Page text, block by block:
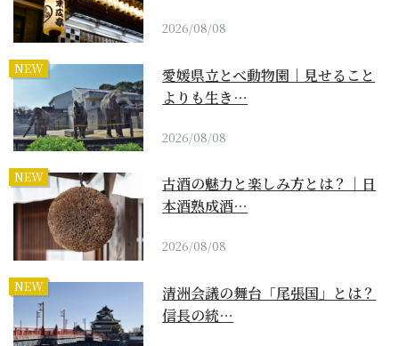
2026/08/08
NEW
愛媛県立とべ動物園｜見せること
よりも生き…
2026/08/08
NEW
古酒の魅力と楽しみ方とは？｜日
本酒熟成酒…
2026/08/08
NEW
清洲会議の舞台「尾張国」とは？
信長の統…